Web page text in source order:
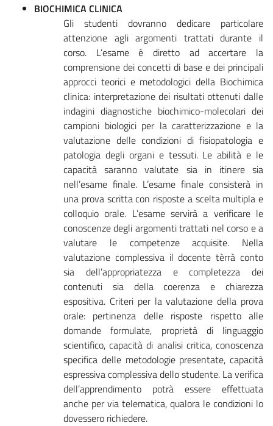
BIOCHIMICA CLINICA
Gli studenti dovranno dedicare particolare
attenzione agli argomenti trattati durante il
corso. L’esame è diretto ad accertare la
comprensione dei concetti di base e dei principali
approcci teorici e metodologici della Biochimica
clinica: interpretazione dei risultati ottenuti dalle
indagini diagnostiche biochimico-molecolari dei
campioni biologici per la caratterizzazione e la
valutazione delle condizioni di fisiopatologia e
patologia degli organi e tessuti. Le abilità e le
capacità saranno valutate sia in itinere sia
nell’esame finale. L’esame finale consisterà in
una prova scritta con risposte a scelta multipla e
colloquio orale. L’esame servirà a verificare le
conoscenze degli argomenti trattati nel corso e a
valutare le competenze acquisite. Nella
valutazione complessiva il docente tèrrà conto
sia dell’appropriatezza e completezza dei
contenuti sia della coerenza e chiarezza
espositiva. Criteri per la valutazione della prova
orale: pertinenza delle risposte rispetto alle
domande formulate, proprietà di linguaggio
scientifico, capacità di analisi critica, conoscenza
specifica delle metodologie presentate, capacità
espressiva complessiva dello studente. La verifica
dell’apprendimento potrà essere effettuata
anche per via telematica, qualora le condizioni lo
dovessero richiedere.